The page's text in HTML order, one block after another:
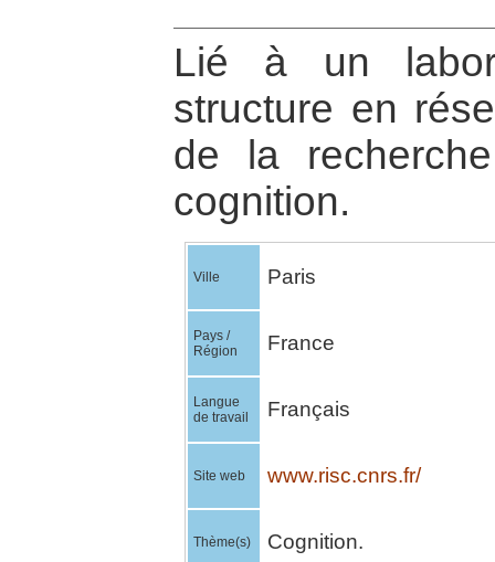
Lié à un
structure en
de la
cognition.
Ville Paris
Pays /
Région
France
Langue
de travail
Français
Site web www.risc.cnrs.fr/
Thème(s) Cognition.